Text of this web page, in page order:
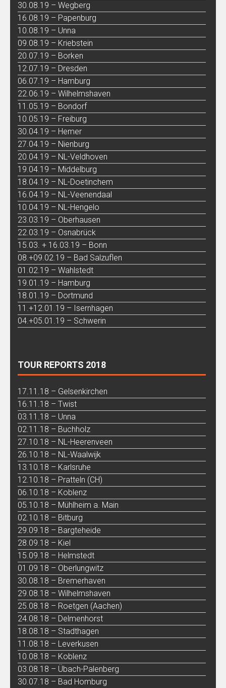
30.08.19 – Wegberg
16.08.19 – Papenburg
10.08.19 – Unna
09.08.19 – Kriebstein
20.07.19 – Borken
12.07.19 – Dresden
06.07.19 – Hamburg
22.06.19 – Wilhelmshaven
11.05.19 – Bondorf
10.05.19 – Freiburg
30.04.19 – Hemer
27.04.19 – Nienburg
20.04.19 – NL-Veldhoven
19.04.19 – Middelburg
18.04.19 – NL-Doetinchem
16.04.19 – NL-Veenendaal
10.04.19 – NL-Hengelo
23.03.19 – Oberhausen
22.03.19 – Osnabrück
15.03. + 16.03.19 – Bonn
08.+09.02.19 – Bad Salzuflen
01.02.19 – Wahlstedt
19.01.19 – Hamburg
18.01.19 – Dortmund
11.+12.01.19 – Isernhagen
04.+05.01.19 – Schwerin
TOUR REPORTS 2018
17.11.18 – Gelsenkirchen
16.11.18 – Twist
03.11.18 – Unna
02.11.18 – Buchholz
27.10.18 – NL-Heerenveen
26.10.18 – NL-Waalwijk
13.10.18 – Karlsruhe
12.10.18 – Pratteln (CH)
06.10.18 – Koblenz
05.10.18 – Mühlheim a. Main
02.10.18 – Bitburg
29.09.18 – Bargteheide
28.09.18 – Kiel
15.09.18 – Helmstedt
01.09.18 – Oberlungwitz
30.08.18 – Bremerhaven
29.08.18 – Wilhelmshaven
25.08.18 – Roetgen (Aachen)
24.08.18 – Delmenhorst
18.08.18 – Stadthagen
11.08.18 – Leverkusen
10.08.18 – Koblenz
03.08.18 – Übach-Palenberg
30.07.18 – Bad Homburg